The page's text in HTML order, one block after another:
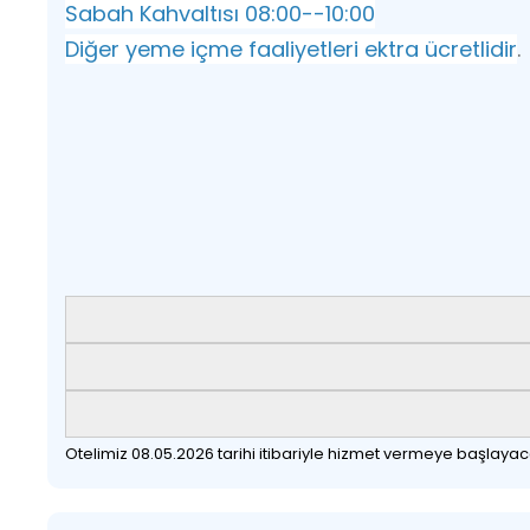
Sabah Kahvaltısı 08:00--10:00
Diğer yeme içme faaliyetleri ektra ücretlidir.
Otelimiz 08.05.2026 tarihi itibariyle hizmet vermeye